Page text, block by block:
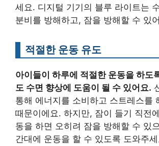
세요. 디지털 기기의 블루 라이트는
분비를 방해하고, 잠을 방해할 수 있
적절한 운동 유도
아이들이 하루에 적절한 운동을 하도
도 수면 향상에 도움이 될 수 있어요.
통해 에너지를 소비하고 스트레스를
때문이에요. 하지만, 잠이 들기 직전
동을 하면 오히려 잠을 방해할 수 있
간대에 운동을 할 수 있도록 도와주